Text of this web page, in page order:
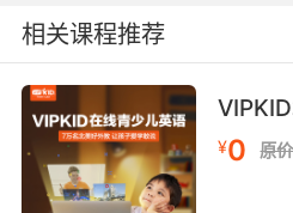
5. On nous avons offert
l'armée.
有人给我们提供了一个大
6. Nous lui avons
idéale.
相关课程推荐
¥0 原